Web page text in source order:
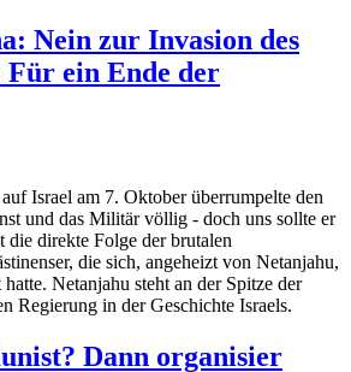
Nein zur Invasion des
Für ein Ende der
Israel am 7. Oktober überrumpelte den
und das Militär völlig - doch uns sollte er
die direkte Folge der brutalen
die sich, angeheizt von Netanjahu,
Netanjahu steht an der Spitze der
Regierung in der Geschichte Israels.
Dann organisier